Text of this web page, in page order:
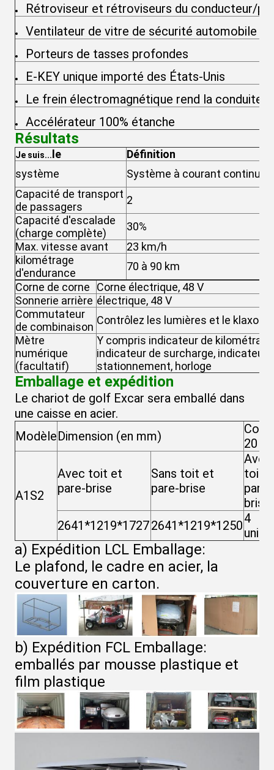
Rétroviseur et rétroviseurs du conducteur/
Ventilateur de vitre de sécurité automobile
Porteurs de tasses profondes
E-KEY unique importé des États-Unis
Le frein électromagnétique rend la conduite
Accélérateur 100% étanche
Résultats
Je suis... le
Définition
système
Système à courant continu
Capacité de transport
de passagers
2
Capacité d'escalade
(charge complète)
30%
Max. vitesse avant
23 km/h
kilométrage
d'endurance
70 à 90 km
Corne de corne
Corne électrique, 48 V
Sonnerie arrière électrique, 48 V
Commutateur
de combinaison
Contrôlez les lumières et le klaxon.
Mètre
numérique
(facultatif)
Y compris indicateur de
indicateur de surcharge, indicateur
stationnement, horloge
Emballage et expédition
Le chariot de golf Excar sera emballé dans
une caisse en acier.
ModèleDimension (en mm)
20
A1S2
Avec toit et
pare-brise
Sans toit et
pare-brise
Avec
toit
pare-
brise
2641*1219*17272641*1219*12504
a) Expédition LCL Emballage:
Le plafond, le cadre en acier, la
couverture en carton.
b) Expédition FCL Emballage:
emballés par mousse plastique et
film plastique